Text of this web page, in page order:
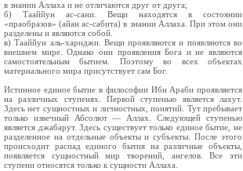
в знании Аллаха и не отличаются друг от друга;
б) Тааййун ас-сани. Вещи находятся в состоянии
«праобразов» (айан ас-сабита) в знании Аллаха. При этом они
разделены и являются собой.
в) Тааййун аль-хариджи. Вещи проявляются и появляются во
внешнем мире. Однако они проявления Бога и не являются
самостоятельным бытием. Поэтому во всех объектах
материального мира присутствует сам Бог.
Истинное единое бытие в философии Ибн Араби проявляется
на различных ступенях. Первой ступенью является лахут.
Здесь нет сущностных и личностных, понятий. Тут пребывает
только извечный Абсолют — Аллах. Следующей ступенью
является джабарут. Здесь существует только единое бытие, не
разделенное на отдельные объекты и субъекты. После этого
происходит распад единого бытия на различные объекты,
появляется сущностный мир творений, ангелов. Все эти
ступени относятся только к сущности Аллаха.